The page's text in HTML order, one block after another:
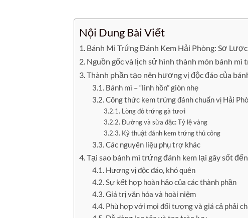
Nội Dung Bài Viết
Bánh Mì Trứng Đánh Kem Hải Phòng: Sơ
Nguồn gốc và lịch sử hình thành món bánh mì
Thành phần tạo nên hương vị độc đáo của
Bánh mì – “linh hồn” giòn nhẹ
Công thức kem trứng đánh chuẩn vị Hải
Lòng đỏ trứng gà tươi
Đường và sữa đặc: Tỷ lệ vàng
Kỹ thuật đánh kem trứng thủ công
Các nguyên liệu phụ trợ khác
Tại sao bánh mì trứng đánh kem lại gây sốt
Hương vị độc đáo, khó quên
Sự kết hợp hoàn hảo của các thành phần
Giá trị văn hóa và hoài niệm
Phù hợp với mọi đối tượng và giá cả phải